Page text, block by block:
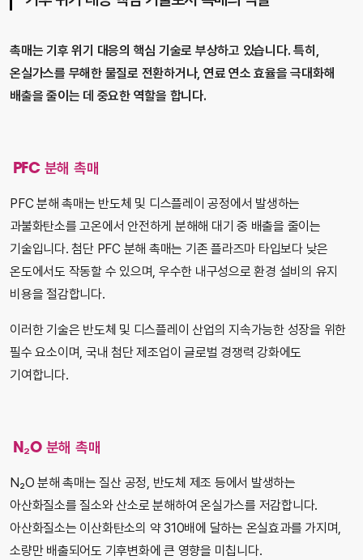
촉매는 기후 위기 대응의 핵심 기술로 부상하고 있습니다. 특히,
온실가스를 무해한 물질로 전환하거나, 연료 연소 효율을 극대화해
배출을 줄이는 데 중요한 역할을 합니다.
PFC 분해 촉매
PFC 분해 촉매는 반도체 및 디스플레이 공정에서 발생하는
과불화탄소를 고온에서 안전하게 분해해 대기 중 배출을 줄이는
기술입니다. 첨단 PFC 분해 촉매는 기존 플라즈마 타입보다 낮은
온도에서도 작동할 수 있으며, 우수한 내구성으로 환경 설비의 유지
비용을 절감합니다.
이러한 기술은 반도체 및 디스플레이 산업의 지속가능한 성장을 위한
필수 요소이며, 국내 첨단 제조업이 글로벌 경쟁력 강화에도
기여합니다.
N₂O 분해 촉매
N₂O 분해 촉매는 질산 공정, 반도체 제조 등에서 발생하는
아산화질소를 질소와 산소로 분해하여 온실가스를 저감합니다.
아산화질소는 이산화탄소의 약 310배에 달하는 온실효과를 가지며,
소량만 배출되어도 기후변화에 큰 영향을 미칩니다.